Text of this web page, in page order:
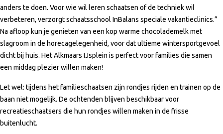
anders te doen. Voor wie wil leren schaatsen of de techniek wil
verbeteren, verzorgt schaatsschool InBalans speciale vakantieclinics.”
Na afloop kun je genieten van een kop warme chocolademelk met
slagroom in de horecagelegenheid, voor dat ultieme wintersportgevoel
dicht bij huis. Het Alkmaars IJsplein is perfect voor families die samen
een middag plezier willen maken!
Let wel: tijdens het familieschaatsen zijn rondjes rijden en trainen op de
baan niet mogelijk. De ochtenden blijven beschikbaar voor
recreatieschaatsers die hun rondjes willen maken in de frisse
buitenlucht.